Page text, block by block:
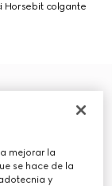
Horsebit colgante
mejorar la
se hace de la
y